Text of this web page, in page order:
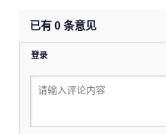
已有 0 条意见
登录